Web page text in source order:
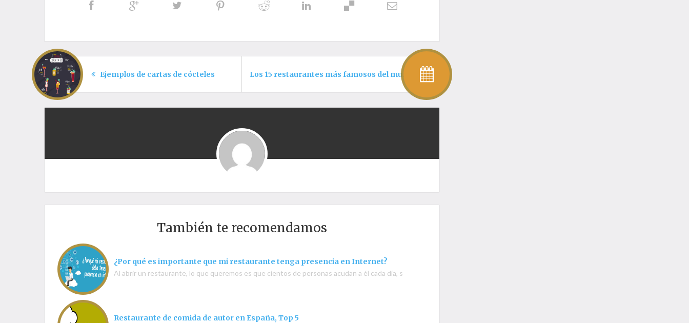
Ejemplos de cartas de cócteles Los 15 restaurantes más famosos del mundo
También te recomendamos
¿Por qué es importante que mi restaurante tenga presencia en Internet?
Al abrir un restaurante, lo que queremos es que cientos de personas acudan a él cada día, sin embargo cuando estamos empezando con nuestro negocio, no es tan sencillo
Restaurante de comida de autor en España, Top 5